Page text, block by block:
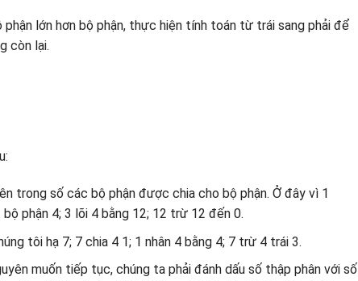
phận lớn hơn bộ phận, thực hiện tính toán từ trái sang phải để
còn lại.
trong số các bộ phận được chia cho bộ phận. Ở đây vì 1
phận 4; 3 lõi 4 bằng 12; 12 trừ 12 đến 0.
tôi hạ 7; 7 chia 4 1; 1 nhân 4 bằng 4; 7 trừ 4 trái 3.
muốn tiếp tục, chúng ta phải đánh dấu số thập phân với số